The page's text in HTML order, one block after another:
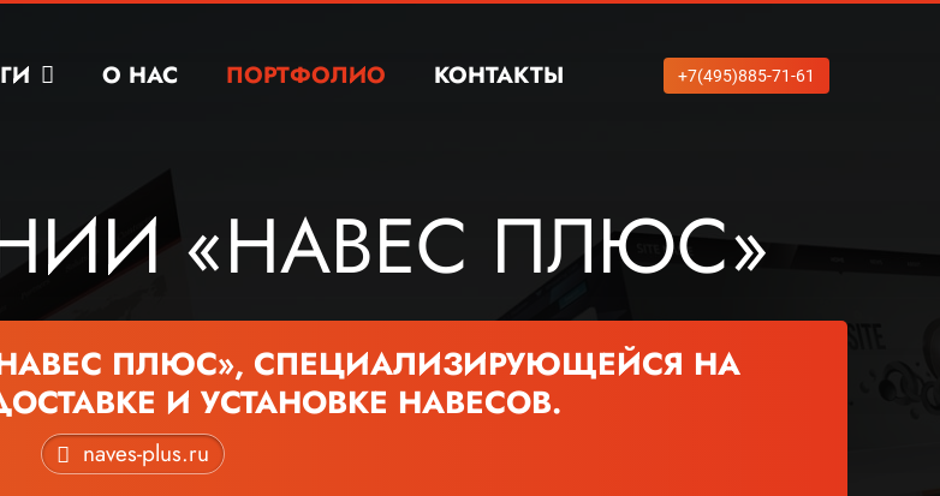
+7(495)885-71-61
О НАС ПОРТФОЛИО КОНТАКТЫ
«НАВЕС ПЛЮС»
ПЛЮС», СПЕЦИАЛИЗИРУЮЩЕЙСЯ НА
И УСТАНОВКЕ НАВЕСОВ.
naves-plus.ru